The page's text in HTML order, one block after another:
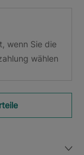
wenn Sie die
wählen